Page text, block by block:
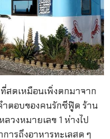
สดเหมือนเพิ่งตกมาจาก
ำตอบของคนรักซีฟู๊ด ร้าน
วงหมายเลข 1 ห่างไป
ารถึงอาหารทะเลสด ๆ